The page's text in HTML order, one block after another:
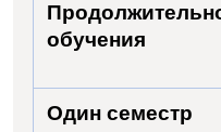
обучения
Один семестр